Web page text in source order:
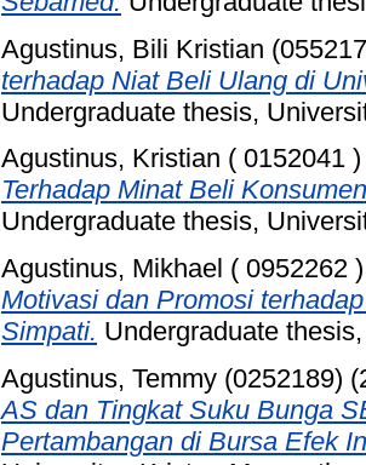
Agustinus, Bili Kristian
terhadap Niat Beli Ulang di
Undergraduate thesis,
Agustinus, Kristian ( 0152041 )
Terhadap Minat Beli
Undergraduate thesis,
Agustinus, Mikhael ( 0952262 )
Motivasi dan Promosi
Simpati. Undergraduate
Agustinus, Temmy (0252189)
AS dan Tingkat Suku Bunga
Pertambangan di Bursa Efek